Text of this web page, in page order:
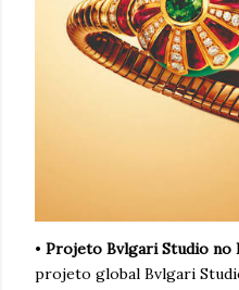
• Projeto Bvlgari Studio no
projeto global Bvlgari